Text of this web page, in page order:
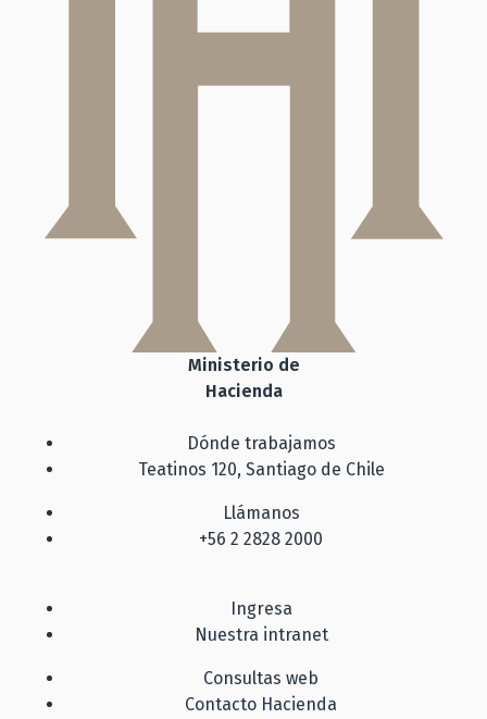
Ministerio de
Hacienda
Dónde trabajamos
Teatinos 120, Santiago de Chile
Llámanos
+56 2 2828 2000
Ingresa
Nuestra intranet
Consultas web
Contacto Hacienda